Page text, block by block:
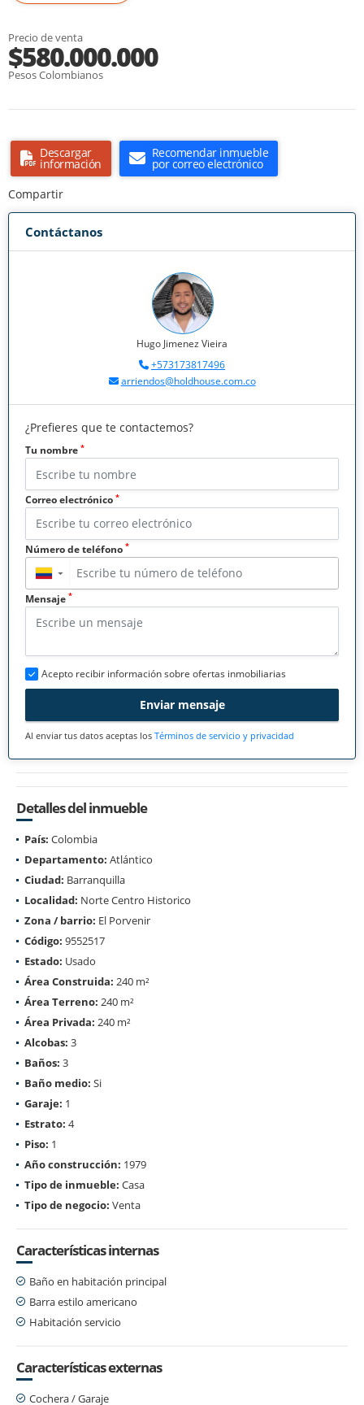
Precio de venta
$580.000.000
Pesos Colombianos
Descargar
información
Recomendar inmueble
por correo electrónico
Compartir
Contáctanos
Hugo Jimenez Vieira
+573173817496
arriendos@holdhouse.com.co
¿Prefieres que te contactemos?
Tu nombre *
Correo electrónico *
Número de teléfono *
▼
Mensaje *
Acepto recibir información sobre ofertas inmobiliarias
Enviar mensaje
Al enviar tus datos aceptas los Términos de servicio y privacidad
Detalles del inmueble
País: Colombia
Departamento: Atlántico
Ciudad: Barranquilla
Localidad: Norte Centro Historico
Zona / barrio: El Porvenir
Código: 9552517
Estado: Usado
Área Construida: 240 m²
Área Terreno: 240 m²
Área Privada: 240 m²
Alcobas: 3
Baños: 3
Baño medio: Si
Garaje: 1
Estrato: 4
Piso: 1
Año construcción: 1979
Tipo de inmueble: Casa
Tipo de negocio: Venta
Características internas
Baño en habitación principal
Barra estilo americano
Habitación servicio
Características externas
Cochera / Garaje